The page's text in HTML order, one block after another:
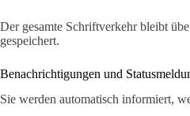
Der gesamte Schriftverkehr bleibt
gespeichert.
Benachrichtigungen und
Sie werden automatisch informiert,